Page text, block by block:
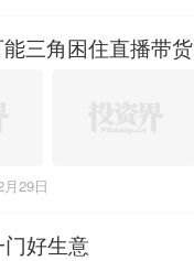
三角困住直播带货
29日
好生意